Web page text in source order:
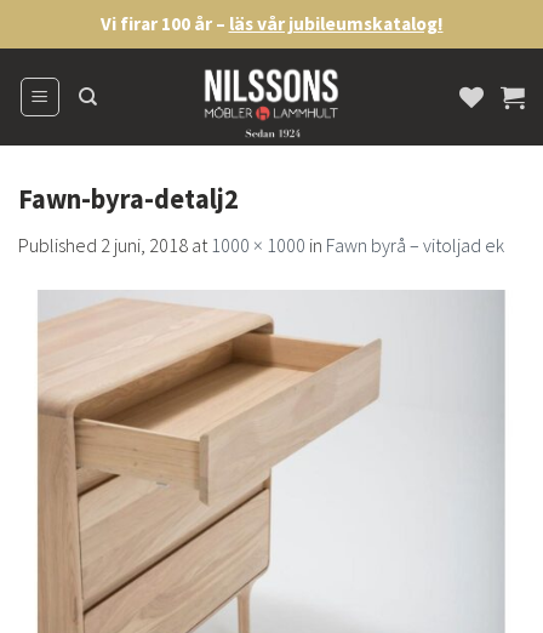
to
content
Vi firar 100 år – läs vår jubileumskatalog!
Fawn-byra-detalj2
Published 2 juni, 2018 at1000 × 1000 in Fawn byrå – vitoljad ek